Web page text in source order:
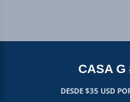
CASA G
DESDE $35 USD